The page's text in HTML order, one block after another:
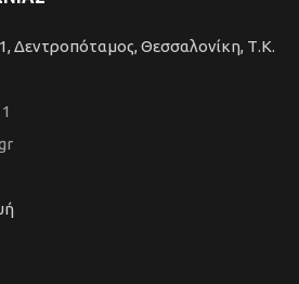
Δεντροπόταμος, Θεσσαλονίκη, Τ.Κ.